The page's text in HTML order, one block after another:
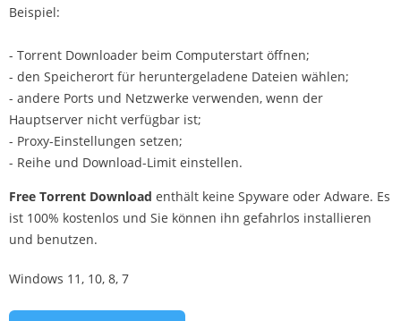
Beispiel:
- Torrent Downloader beim Computerstart öffnen;
- den Speicherort für heruntergeladene Dateien wählen;
- andere Ports und Netzwerke verwenden, wenn der
Hauptserver nicht verfügbar ist;
- Proxy-Einstellungen setzen;
- Reihe und Download-Limit einstellen.
Free Torrent Download enthält keine Spyware oder Adware. Es
ist 100% kostenlos und Sie können ihn gefahrlos installieren
und benutzen.
Windows 11, 10, 8, 7